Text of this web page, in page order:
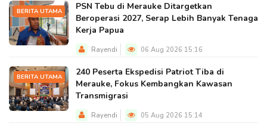
BERITA UTAMA
PSN Tebu di Merauke Ditargetkan
Beroperasi 2027, Serap Lebih Banyak Tenaga
Kerja Papua
Rayendi 06 Aug 2026 15:16
BERITA UTAMA
240 Peserta Ekspedisi Patriot Tiba di
Merauke, Fokus Kembangkan Kawasan
Transmigrasi
Rayendi 05 Aug 2026 15:14